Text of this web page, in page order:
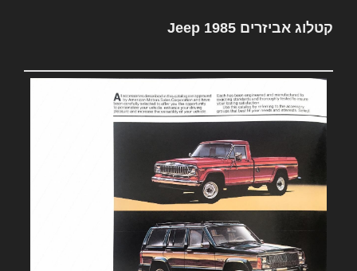
קטלוג אביזרים Jeep 1985